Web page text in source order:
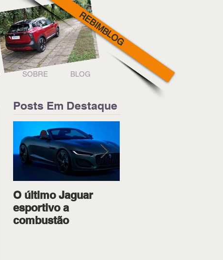
REBIMBLOG
SOBRE BLOG
Posts Em Destaque
O último Jaguar
esportivo a
combustão